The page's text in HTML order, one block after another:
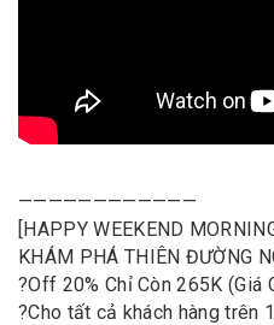
————————————
[HAPPY WEEKEND
KHÁM PHÁ THIÊN ĐƯỜNG
?Off 20% Chỉ Còn 265K (Giá
?Cho tất cả khách hàng trên